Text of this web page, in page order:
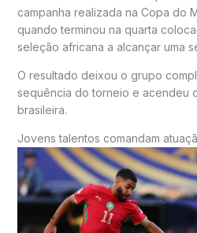
campanha realizada na Copa do
quando terminou na quarta
seleção africana a alcançar uma
O resultado deixou o grupo
sequência do torneio e acendeu
brasileira.
Jovens talentos comandam